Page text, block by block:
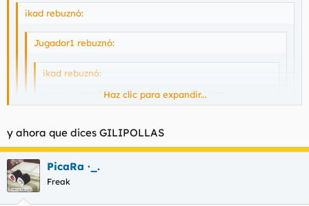
ikad rebuznó:
Jugador1 rebuznó:
ikad rebuznó:
yo creo que SI ha llegado, que lo he visto
anunciado en la tv pero no le he prestado
donde, en localia? :?Haz clic para expandir...
A3
:3 :14 :99 :99 :99 :99 :99 :99 :99 :99 :99
Haz clic para expandir...
y ahora que dices GILIPOLLAS
PicaRa ·_.
Freak